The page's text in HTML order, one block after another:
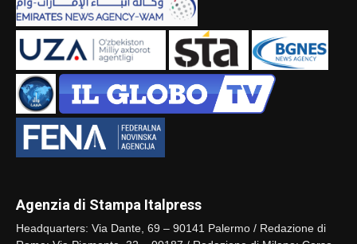
Agenzia di Stampa Italpress
Headquarters: Via Dante, 69 – 90141 Palermo / Redazione di